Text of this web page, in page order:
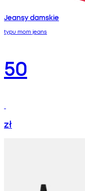
Jeansy damskie
typu mom jeans
50
zł